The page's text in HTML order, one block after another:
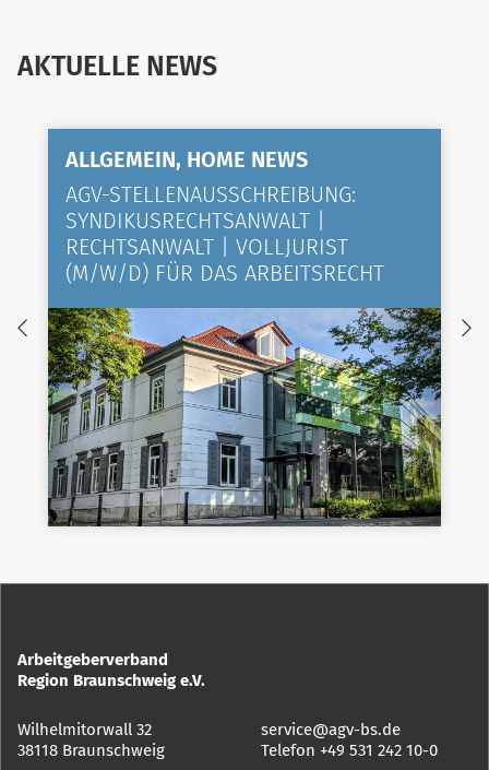
AKTUELLE NEWS
ALLGEMEIN, HOME NEWS
AGV-STELLENAUSSCHREIBUNG:
SYNDIKUSRECHTSANWALT |
RECHTSANWALT | VOLLJURIST
(M/W/D) FÜR DAS ARBEITSRECHT
Arbeitgeberverband
Region Braunschweig e.V.
Wilhelmitorwall 32
38118 Braunschweig
service@agv-bs.de
Telefon +49 531 242 10-0